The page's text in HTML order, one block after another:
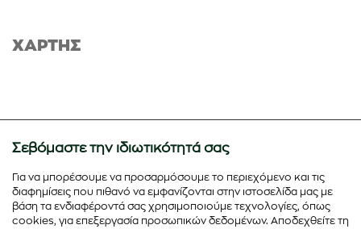
ΧΑΡΤΗΣ
Σεβόμαστε την ιδιωτικότητά σας
Για να μπορέσουμε να προσαρμόσουμε το περιεχόμενο και τις
διαφημίσεις που πιθανό να εμφανίζονται στην ιστοσελίδα μας με
βάση τα ενδιαφέροντά σας χρησιμοποιούμε τεχνολογίες, όπως
cookies, για επεξεργασία προσωπικών δεδομένων. Αποδεχθείτε τη